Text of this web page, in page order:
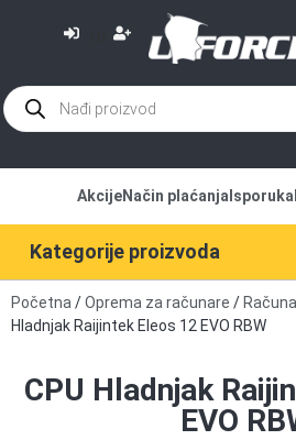
Kategorije proizvoda
AkcijeNačin plaćanja Isporuka
Početna /Oprema za računare /
Hladnjak Raijintek Eleos 12 EVO RBW
CPU Hladnjak
EVO